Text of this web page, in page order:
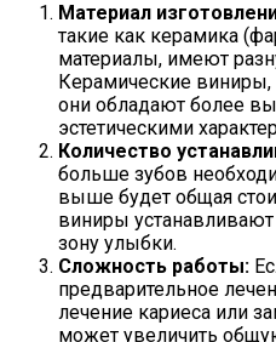
Материал
такие как керамика
материалы, имеют
Керамические
они обладают более
эстетическими
Количество
больше зубов
выше будет общая
виниры
зону улыбки.
Сложность работы:
предварительное
лечение кариеса или
может увеличить